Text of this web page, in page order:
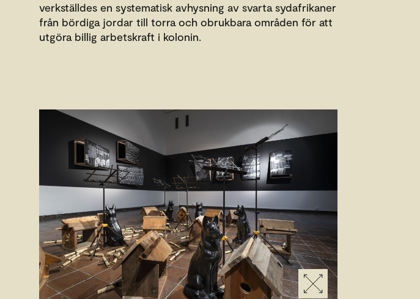
verkställdes en systematisk avhysning av svarta sydafrikaner
från bördiga jordar till torra och obrukbara områden för att
utgöra billig arbetskraft i kolonin.